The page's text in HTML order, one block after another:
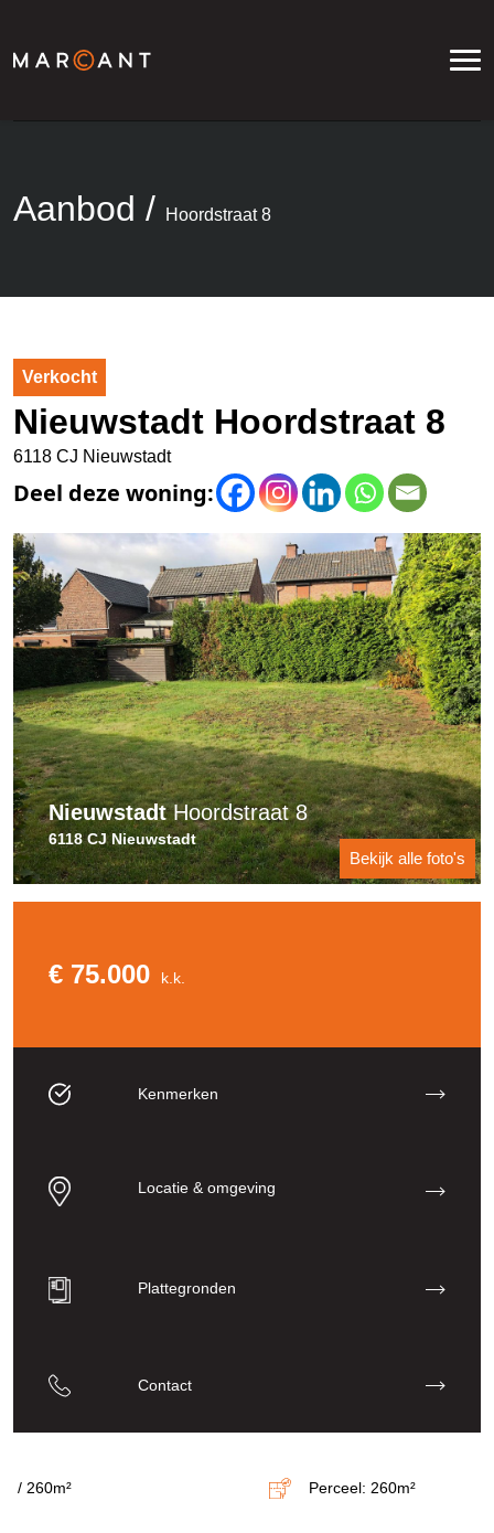
Aanbod / Hoordstraat 8
Verkocht
Nieuwstadt Hoordstraat 8
6118 CJ Nieuwstadt
NieuwstadtHoordstraat 8
6118 CJ Nieuwstadt
Bekijk alle foto's
€ 75.000 k.k.
Kenmerken
Locatie & omgeving
Plattegronden
Contact
/ 260m² Perceel: 260m²